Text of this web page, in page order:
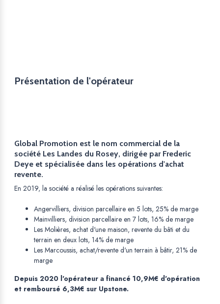
Présentation de l'opérateur
Global Promotion est le nom commercial de la
société Les Landes du Rosey, dirigée par Frederic
Deye et spécialisée dans les opérations d'achat
revente.
En 2019, la société a réalisé les opérations suivantes:
Angervilliers, division parcellaire en 5 lots, 25% de marge
Mainvilliers, division parcellaire en 7 lots, 16% de marge
Les Molières, achat d'une maison, revente du bâti et du
terrain en deux lots, 14% de marge
Les Marcoussis, achat/revente d'un terrain à bâtir, 21% de
marge
Depuis 2020 l'opérateur a financé 10,9M€ d'opération
et remboursé 6,3M€ sur Upstone.